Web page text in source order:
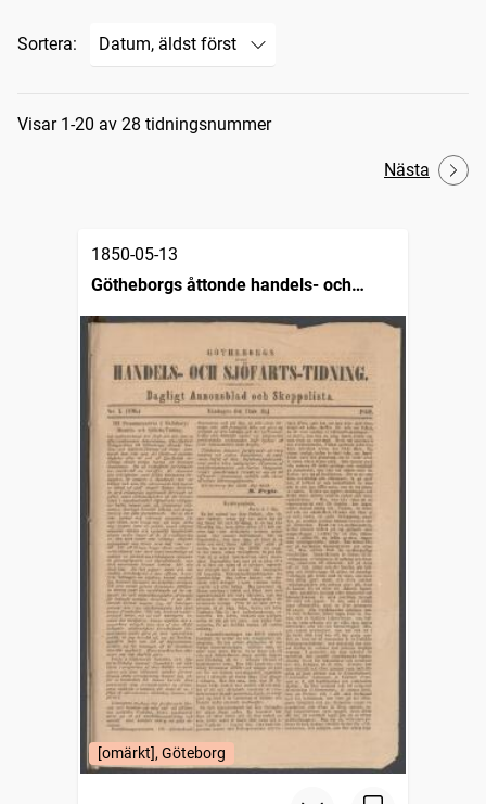
Sortera:
Sökresultat
Visar 1-20 av 28 tidningsnummer
Nästa
1850-05-13
Götheborgs åttonde handels- och
sjöfartstidning, dagligt annonsblad och
[omärkt], Göteborg